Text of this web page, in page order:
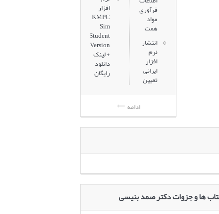
فرآوری
مواد
همت
انتشار
نرم
افزار
ایرانی
تعیین
افزار
KMPC
Sim
Student
Version
+ لینک
دانلود
رایگان
ادامه
ها و جزوات دکتر صمد بنیسی